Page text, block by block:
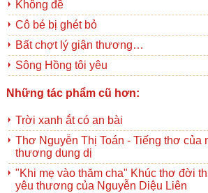
Không đề
Cô bé bị ghét bỏ
Bất chợt lý giận thương…
Sông Hồng tôi yêu
Những tác phẩm cũ hơn:
Trời xanh ắt có an bài
Thơ Nguyễn Thị Toán - Tiếng thơ của
thương dung dị
"Khi mẹ vào thăm cha" Khúc thơ đời
yêu thương của Nguyễn Diệu Liên